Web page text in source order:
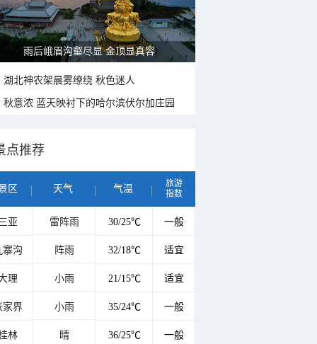
雨后峨眉沟壑尽显 金顶显真容
湖北神农架晨雾缭绕 秋色迷人
秋意浓 蓝天映衬下的哈尔滨伏尔加庄园
点推荐
区 天气 气温
旅游
指数
亚 雷阵雨 30/25℃ 一般
寨沟 阵雨 32/18℃ 适宜
理 小雨 21/15℃ 适宜
家界 小雨 35/24℃ 一般
林 晴 36/25℃ 一般